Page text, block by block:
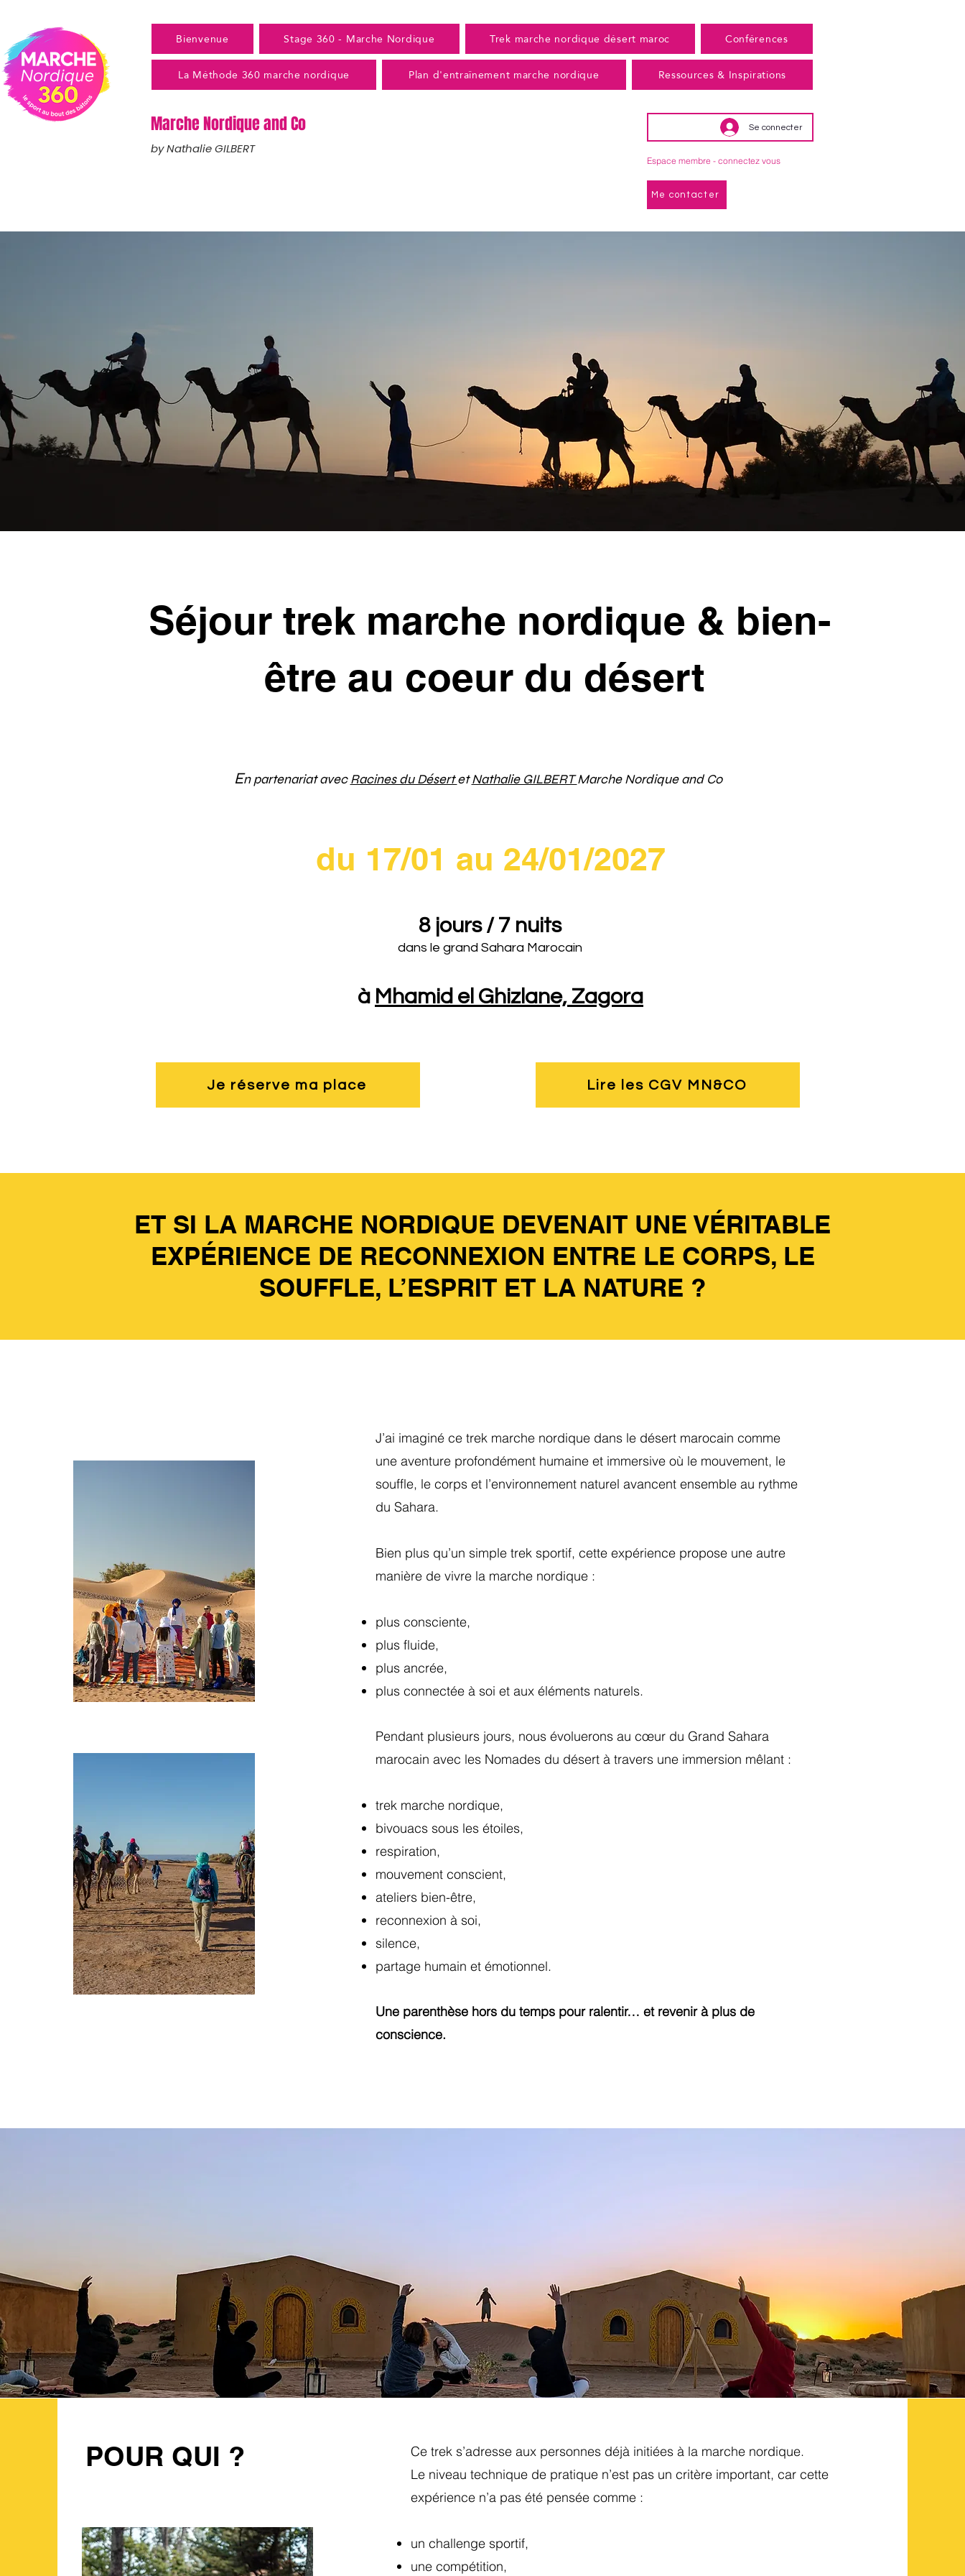
Bienvenue Stage 360 - Marche Nordique Trek marche nordique désert maroc
Conférences
La Méthode 360 marche nordique
Plan d'entraînement marche nordique Ressources & Inspirations
Marche Nordique and Co
by Nathalie GILBERT
Se connecter
Espace membre - connectez vous
Me contacter
Séjour trek marche nordique & bien-
être au coeur du désert
En partenariat avecRacines du DésertetNathalie GILBERTMarche Nordique and Co
du 17/01 au 24/01/2027
8 jours / 7 nuits
dans le grand Sahara Marocain
à Mhamid el Ghizlane, Zagora
Je réserve ma place Lire les CGV MN&CO
ET SI LA MARCHE NORDIQUE DEVENAIT UNE VÉRITABLE
EXPÉRIENCE DE RECONNEXION ENTRE LE CORPS, LE
SOUFFLE, L’ESPRIT ET LA NATURE ?
J’ai imaginé ce trek marche nordique dans le désert marocain comme
une aventure profondément humaine et immersive où le mouvement, le
souffle, le corps et l’environnement naturel avancent ensemble au rythme
du Sahara.
Bien plus qu’un simple trek sportif, cette expérience propose une autre
manière de vivre la marche nordique :
plus consciente,
plus fluide,
plus ancrée,
plus connectée à soi et aux éléments naturels.
Pendant plusieurs jours, nous évoluerons au cœur du Grand Sahara
marocain avec les Nomades du désert à travers une immersion mêlant :
trek marche nordique,
bivouacs sous les étoiles,
respiration,
mouvement conscient,
ateliers bien-être,
reconnexion à soi,
silence,
partage humain et émotionnel.
Une parenthèse hors du temps pour ralentir… et revenir à plus de
conscience.
POUR QUI ?
Ce trek s’adresse aux personnes déjà initiées à la marche nordique.
Le niveau technique de pratique n’est pas un critère important, car cette
expérience n’a pas été pensée comme :
un challenge sportif,
une compétition,